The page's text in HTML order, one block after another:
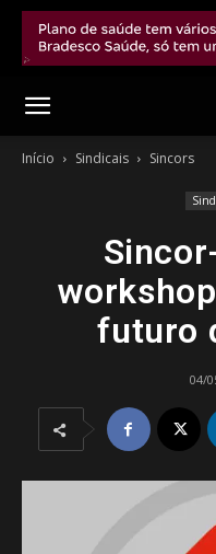
Início Sindicais Sincors
futuro
04/